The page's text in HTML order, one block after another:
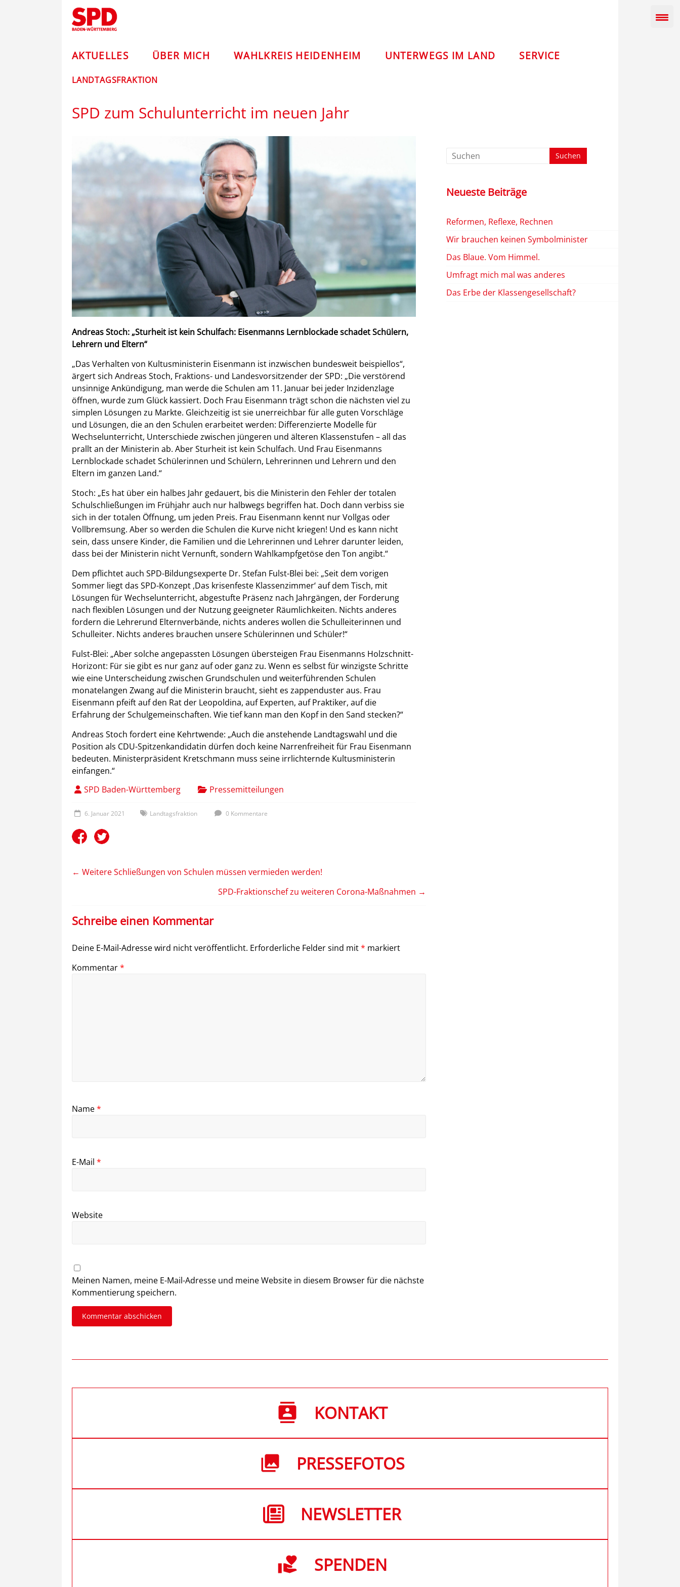
Andreas
SPD
AKTUELLES ÜBER MICH WAHLKREIS HEIDENHEIM UNTERWEGS IM LAND SERVICE
LANDTAGSFRAKTION
SPD zum Schulunterricht im neuen Jahr
Andreas Stoch: „Sturheit ist kein Schulfach: Eisenmanns Lernblockade schadet Schülern,
Lehrern und Eltern“
„Das Verhalten von Kultusministerin Eisenmann ist inzwischen bundesweit beispiellos“,
ärgert sich Andreas Stoch, Fraktions- und Landesvorsitzender der SPD: „Die verstörend
unsinnige Ankündigung, man werde die Schulen am 11. Januar bei jeder Inzidenzlage
öffnen, wurde zum Glück kassiert. Doch Frau Eisenmann trägt schon die nächsten viel zu
simplen Lösungen zu Markte. Gleichzeitig ist sie unerreichbar für alle guten Vorschläge
und Lösungen, die an den Schulen erarbeitet werden: Differenzierte Modelle für
Wechselunterricht, Unterschiede zwischen jüngeren und älteren Klassenstufen – all das
prallt an der Ministerin ab. Aber Sturheit ist kein Schulfach. Und Frau Eisenmanns
Lernblockade schadet Schülerinnen und Schülern, Lehrerinnen und Lehrern und den
Eltern im ganzen Land.“
Stoch: „Es hat über ein halbes Jahr gedauert, bis die Ministerin den Fehler der totalen
Schulschließungen im Frühjahr auch nur halbwegs begriffen hat. Doch dann verbiss sie
sich in der totalen Öffnung, um jeden Preis. Frau Eisenmann kennt nur Vollgas oder
Vollbremsung. Aber so werden die Schulen die Kurve nicht kriegen! Und es kann nicht
sein, dass unsere Kinder, die Familien und die Lehrerinnen und Lehrer darunter leiden,
dass bei der Ministerin nicht Vernunft, sondern Wahlkampfgetöse den Ton angibt.“
Dem pflichtet auch SPD-Bildungsexperte Dr. Stefan Fulst-Blei bei: „Seit dem vorigen
Sommer liegt das SPD-Konzept ,Das krisenfeste Klassenzimmer‘ auf dem Tisch, mit
Lösungen für Wechselunterricht, abgestufte Präsenz nach Jahrgängen, der Forderung
nach flexiblen Lösungen und der Nutzung geeigneter Räumlichkeiten. Nichts anderes
fordern die Lehrerund Elternverbände, nichts anderes wollen die Schulleiterinnen und
Schulleiter. Nichts anderes brauchen unsere Schülerinnen und Schüler!“
Fulst-Blei: „Aber solche angepassten Lösungen übersteigen Frau Eisenmanns Holzschnitt-
Horizont: Für sie gibt es nur ganz auf oder ganz zu. Wenn es selbst für winzigste Schritte
wie eine Unterscheidung zwischen Grundschulen und weiterführenden Schulen
monatelangen Zwang auf die Ministerin braucht, sieht es zappenduster aus. Frau
Eisenmann pfeift auf den Rat der Leopoldina, auf Experten, auf Praktiker, auf die
Erfahrung der Schulgemeinschaften. Wie tief kann man den Kopf in den Sand stecken?“
Andreas Stoch fordert eine Kehrtwende: „Auch die anstehende Landtagswahl und die
Position als CDU-Spitzenkandidatin dürfen doch keine Narrenfreiheit für Frau Eisenmann
bedeuten. Ministerpräsident Kretschmann muss seine irrlichternde Kultusministerin
einfangen.“
SPD Baden-Württemberg
Pressemitteilungen
6. Januar 2021 Landtagsfraktion 0 Kommentare
← Weitere Schließungen von Schulen müssen vermieden werden!
SPD-Fraktionschef zu weiteren Corona-Maßnahmen →
Schreibe einen Kommentar
Deine E-Mail-Adresse wird nicht veröffentlicht. Erforderliche Felder sind mit* markiert
Kommentar*
Name*
E-Mail *
Website
Meinen Namen, meine E-Mail-Adresse und meine Website in diesem Browser für die nächste
Kommentierung speichern.
Neueste Beiträge
Reformen, Reflexe, Rechnen
Wir brauchen keinen Symbolminister
Das Blaue. Vom Himmel.
Umfragt mich mal was anderes
Das Erbe der Klassengesellschaft?
KONTAKT
PRESSEFOTOS
NEWSLETTER
SPENDEN